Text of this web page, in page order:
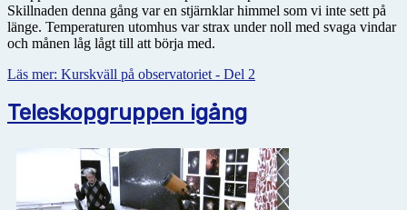
Skillnaden denna gång var en stjärnklar himmel som vi inte sett på
länge. Temperaturen utomhus var strax under noll med svaga vindar
och månen låg lågt till att börja med.
Läs mer: Kurskväll på observatoriet - Del 2
Teleskopgruppen igång